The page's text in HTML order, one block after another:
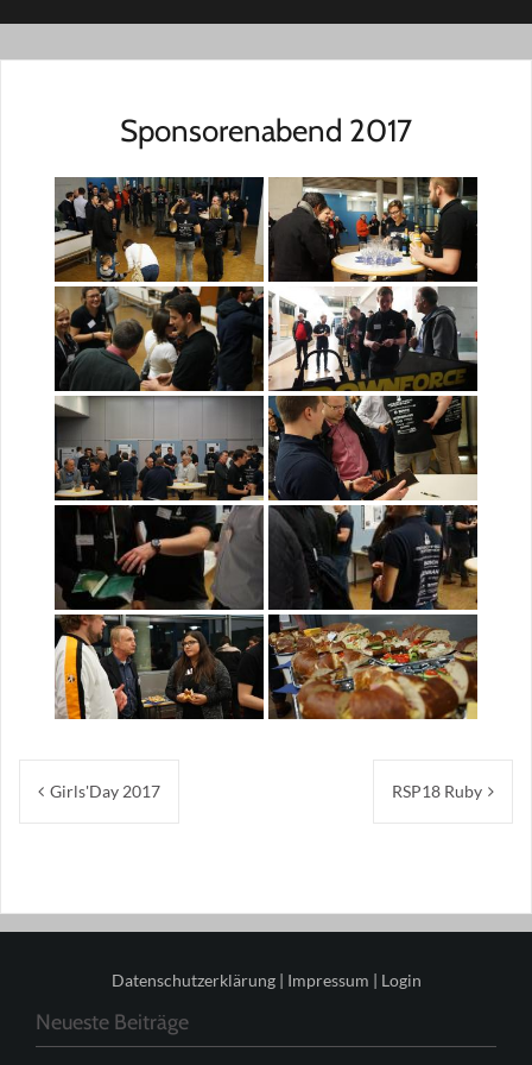
Sponsorenabend 2017
Beitragsnavigation
Girls'Day 2017 RSP18 Ruby
Datenschutzerklärung| Impressum | Login
Neueste Beiträge